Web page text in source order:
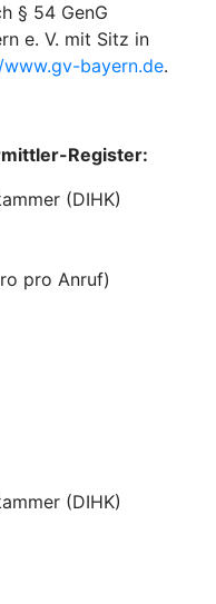
§ 54 GenG
e. V. mit Sitz in
bayern.de.
Register:
(DIHK)
pro Anruf)
(DIHK)